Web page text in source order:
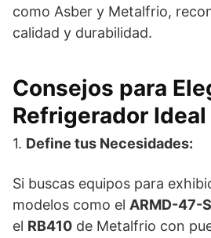
como Asber y Metalfrio,
calidad y durabilidad.
Consejos para
Refrigerador Ideal
1. Define tus Necesidades:
Si buscas equipos para
modelos como el ARMD-47-
el RB410 de Metalfrio con